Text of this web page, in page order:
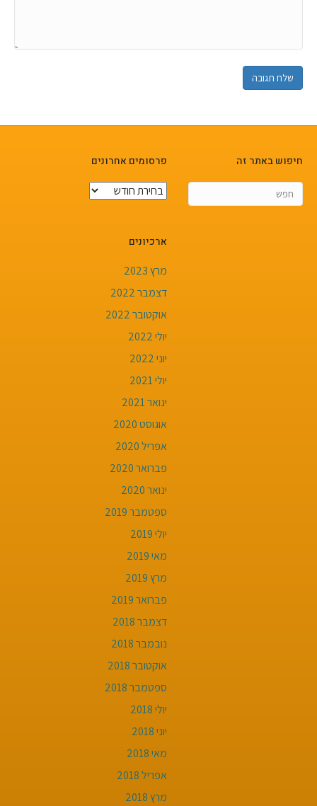
חיפוש באתר זה
פרסומים אחרונים
פרסומים
ארכיונים
מרץ 2023
דצמבר 2022
אוקטובר 2022
יולי 2022
יוני 2022
יולי 2021
ינואר 2021
אוגוסט 2020
אפריל 2020
פברואר 2020
ינואר 2020
ספטמבר 2019
יולי 2019
מאי 2019
מרץ 2019
פברואר 2019
דצמבר 2018
נובמבר 2018
אוקטובר 2018
ספטמבר 2018
יולי 2018
יוני 2018
מאי 2018
אפריל 2018
מרץ 2018